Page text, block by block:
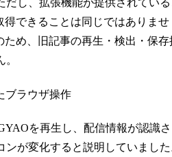
得できることは同じではありませ
ため、旧記事の再生・検出・保存
ブラウザ操作
を再生し、配信情報が認識さ
ンが変化すると説明していまし